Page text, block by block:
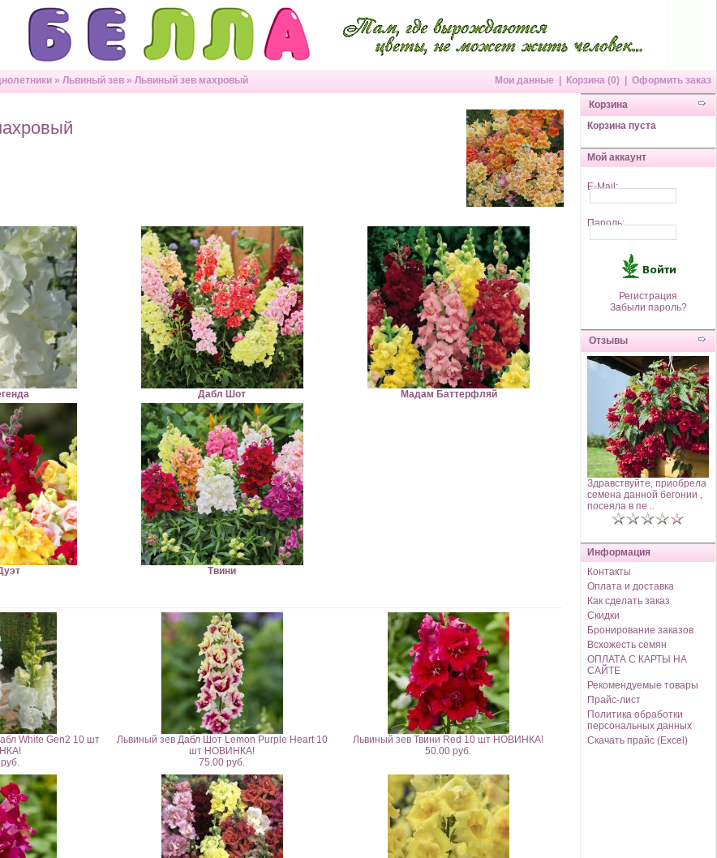
» Львиный зев » Львиный зев махровый Мои данные Корзина (0)
Оформить заказ
Дабл Шот Мадам Баттерфляй
Твини
White Gen2 10 шт
Львиный зев Дабл Шот Lemon Purple Heart 10
шт НОВИНКА!
75.00 руб.
Львиный зев Твини Red 10 шт НОВИНКА!
50.00 руб.
Корзина
Корзина пуста
Мой аккаунт
E-Mail:
Пароль:
Регистрация
Забыли пароль?
Отзывы
Здравствуйте, приобрела
семена данной бегонии ,
посеяла в пе ..
Информация
Контакты
Оплата и доставка
Как сделать заказ
Скидки
Бронирование заказов
Всхожесть семян
ОПЛАТА С КАРТЫ НА
САЙТЕ
Рекомендуемые товары
Прайс-лист
Политика обработки
персональных данных
Скачать прайс (Excel)